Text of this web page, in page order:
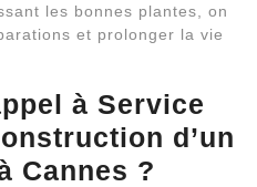
les bonnes plantes, on
et prolonger la vie
à Service
d’un
Cannes ?